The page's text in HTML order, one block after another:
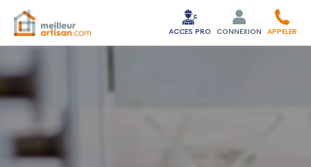
ACCES PRO CONNEXION APPELER